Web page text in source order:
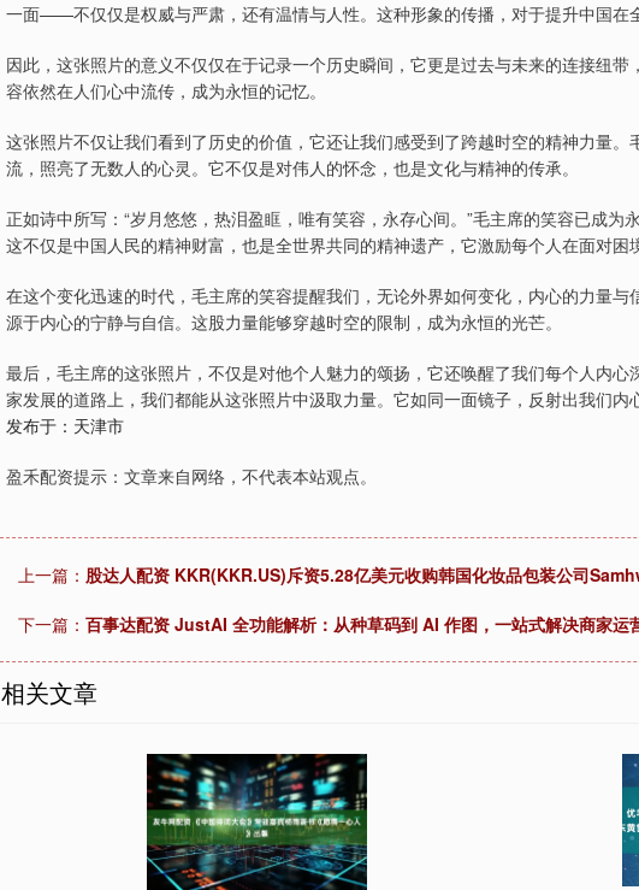
一面——不仅仅是权威与严肃，还有温情与人性。这种形象的传播，对于提升中国在
因此，这张照片的意义不仅仅在于记录一个历史瞬间，它更是过去与未来的连接纽
容依然在人们心中流传，成为永恒的记忆。
这张照片不仅让我们看到了历史的价值，它还让我们感受到了跨越时空的精神力量
流，照亮了无数人的心灵。它不仅是对伟人的怀念，也是文化与精神的传承。
正如诗中所写：“岁月悠悠，热泪盈眶，唯有笑容，永存心间。”毛主席的笑容已成为
这不仅是中国人民的精神财富，也是全世界共同的精神遗产，它激励每个人在面对困
在这个变化迅速的时代，毛主席的笑容提醒我们，无论外界如何变化，内心的力量
源于内心的宁静与自信。这股力量能够穿越时空的限制，成为永恒的光芒。
最后，毛主席的这张照片，不仅是对他个人魅力的颂扬，它还唤醒了我们每个人内
家发展的道路上，我们都能从这张照片中汲取力量。它如同一面镜子，反射出我们内
发布于：天津市
盈禾配资提示：文章来自网络，不代表本站观点。
上一篇： 股达人配资 KKR(KKR.US)斥资5.28亿美元收购韩国化妆品包装公司
下一篇： 百事达配资 JustAI 全功能解析：从种草码到 AI 作图，一站式解决商家运
相关文章